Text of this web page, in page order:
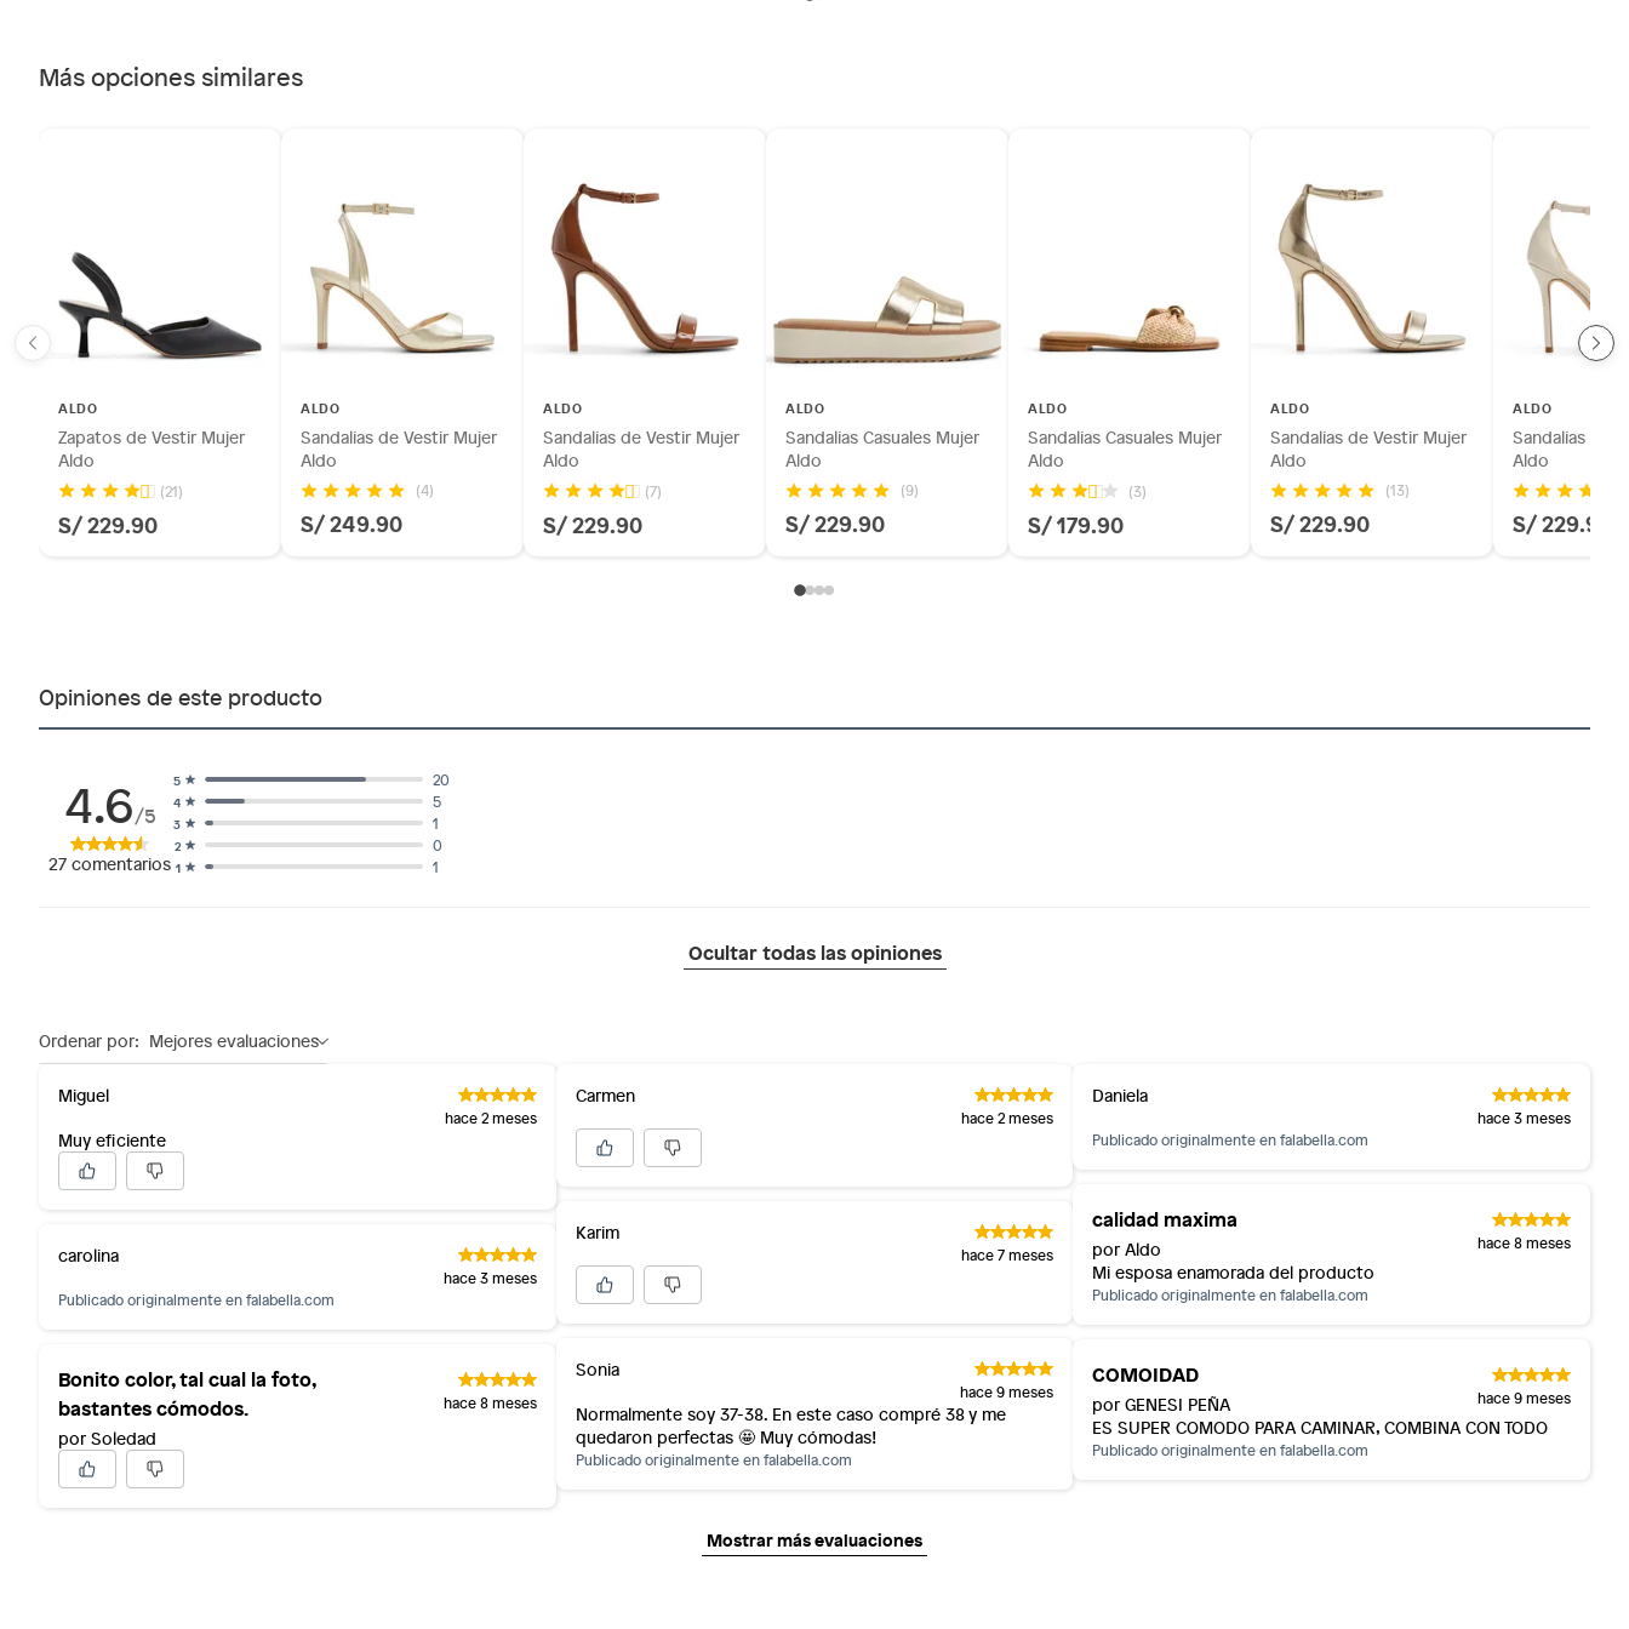
Más opciones similares
ALDO
Zapatos de Vestir Mujer
Aldo
(21)
S/ 229.90
ALDO
Sandalias de Vestir Mujer
Aldo
(4)
S/ 249.90
ALDO
Sandalias de Vestir Mujer
Aldo
(7)
S/ 229.90
ALDO
Sandalias Casuales Mujer
Aldo
(9)
S/ 229.90
ALDO
Sandalias Casuales Mujer
Aldo
(3)
S/ 179.90
ALDO
Sandalias de Vestir Mujer
Aldo
(13)
S/ 229.90
ALDO
Sandalias de
Aldo
S/ 229.90
Opiniones de este producto
4.6/5
27 comentarios 1 1
2 0
3 1
4 5
5 20
Ocultar todas las opiniones
Ordenar por: Mejores evaluaciones
Miguel
hace 2 meses
Muy eficiente
carolina
hace 3 meses
Publicado originalmente enfalabella.com
Bonito color, tal cual la foto,
bastantes cómodos.
por Soledad
hace 8 meses
Carmen
hace 2 meses
Karim
hace 7 meses
Sonia
hace 9 meses
Normalmente soy 37-38. En este caso compré 38 y me
quedaron perfectas 🤩 Muy cómodas!
Publicado originalmente enfalabella.com
Daniela
hace 3 meses
Publicado originalmente enfalabella.com
calidad maxima
por Aldo hace 8 meses
Mi esposa enamorada del producto
Publicado originalmente enfalabella.com
COMOIDAD
por GENESI PEÑA hace 9 meses
ES SUPER COMODO PARA CAMINAR, COMBINA CON TODO
Publicado originalmente enfalabella.com
Mostrar más evaluaciones